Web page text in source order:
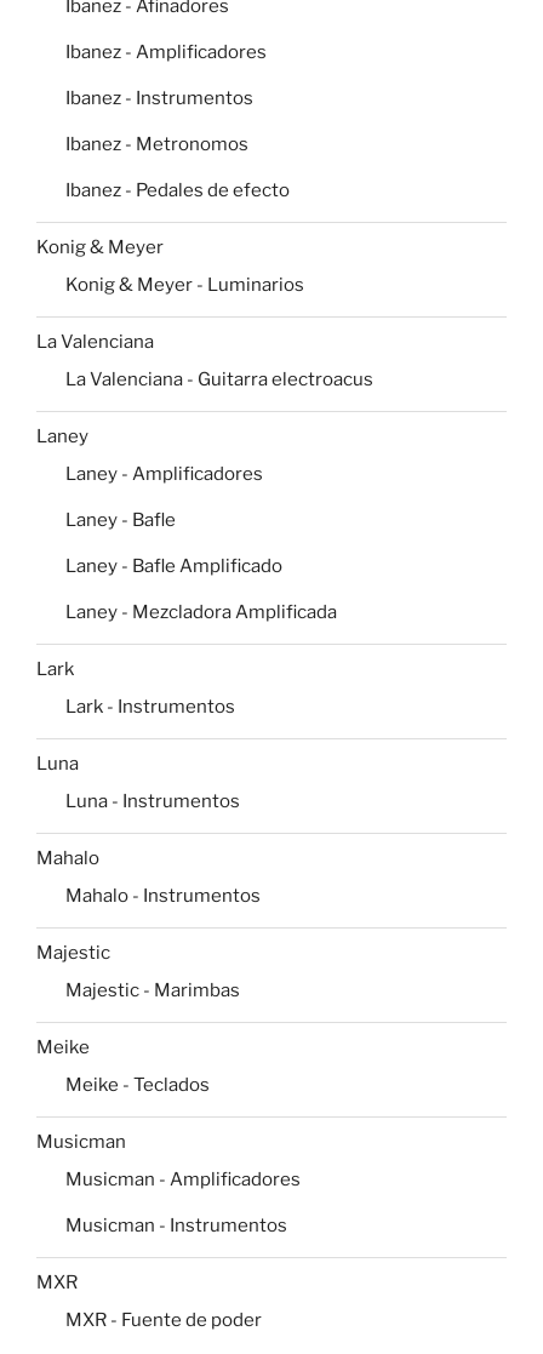
Ibanez - Afinadores
Ibanez - Amplificadores
Ibanez - Instrumentos
Ibanez - Metronomos
Ibanez - Pedales de efecto
Konig & Meyer
Konig & Meyer - Luminarios
La Valenciana
La Valenciana - Guitarra electroacus
Laney
Laney - Amplificadores
Laney - Bafle
Laney - Bafle Amplificado
Laney - Mezcladora Amplificada
Lark
Lark - Instrumentos
Luna
Luna - Instrumentos
Mahalo
Mahalo - Instrumentos
Majestic
Majestic - Marimbas
Meike
Meike - Teclados
Musicman
Musicman - Amplificadores
Musicman - Instrumentos
MXR
MXR - Fuente de poder